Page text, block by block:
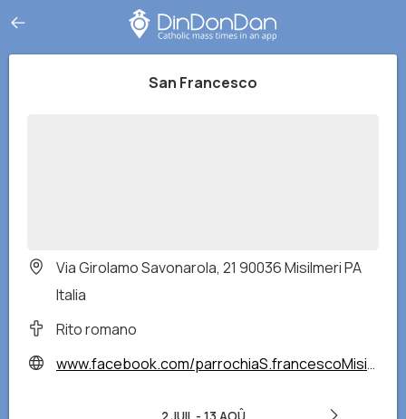
San Francesco
Via Girolamo Savonarola, 21 90036 Misilmeri PA
Italia
Rito romano
www.facebook.com/parrochiaS.francescoMisilmeriPA/?locale=it_IT